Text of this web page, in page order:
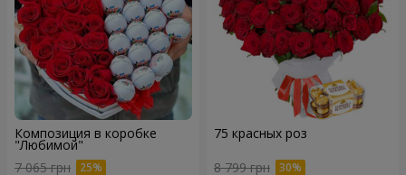
Композиция в коробке
"Любимой"
7 065 грн
75 красных роз
8 799 грн